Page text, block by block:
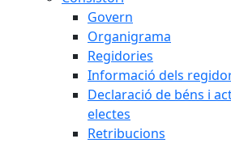
Govern
Organigrama
Regidories
Informació dels
Declaració de béns i
electes
Retribucions